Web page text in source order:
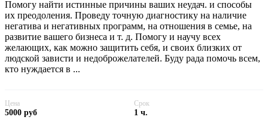
Помогу найти истинные причины ваших неудач. и способы
их преодоления. Проведу точную диагностику на наличие
негатива и негативных программ, на отношения в семье, на
развитие вашего бизнеса и т. д. Помогу и научу всех
желающих, как можно защитить себя, и своих близких от
людской зависти и недоброжелателей. Буду рада помочь всем,
кто нуждается в ...
Цена
5000 руб
Срок
1 ч.